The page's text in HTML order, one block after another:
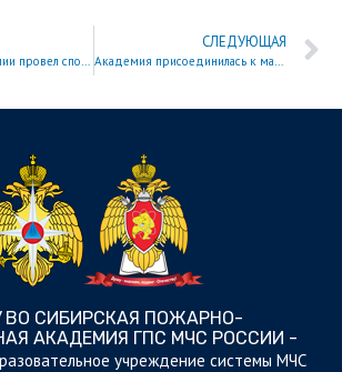
Коллектив академии провел спортивный праздник в честь юбилея Пожарной охраны России
СЛЕДУЮЩАЯ
Академия присоединилась к масштабному Фестивалю безопасности в Красноярке
ВО СИБИРСКАЯ ПОЖАРНО-
АКАДЕМИЯ ГПС МЧС РОССИИ -
учреждение системы МЧС